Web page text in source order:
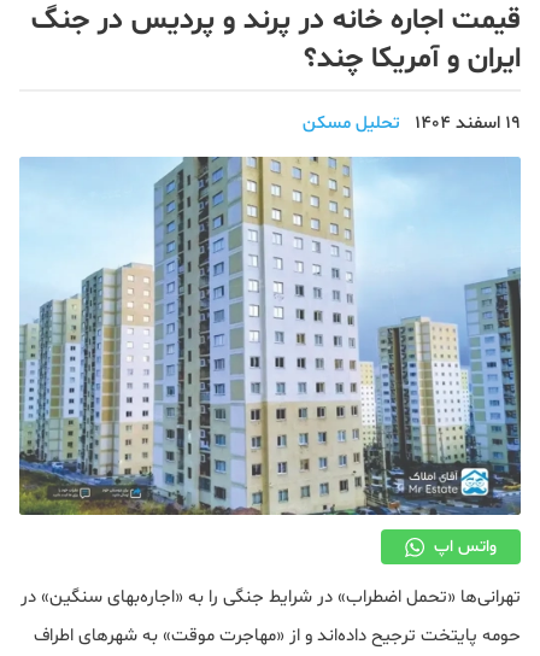
تحلیل مسکن
محله گردی
معماری
ملکی
همایش و نمایشگاه
قیمت اجاره خانه در پرند و پردیس در جنگ
ایران و آمریکا چند؟
19 اسفند 1404 تحلیل مسکن
واتس اپ
تهرانی‌ها «تحمل اضطراب» در شرایط جنگی را به «اجاره‌بهای سنگین» در
حومه پایتخت ترجیح داده‌اند و از «مهاجرت موقت» به شهر‌های اطراف